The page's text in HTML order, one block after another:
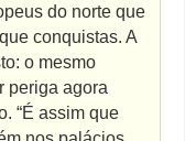
do norte que
conquistas. A
o mesmo
periga agora
“É assim que